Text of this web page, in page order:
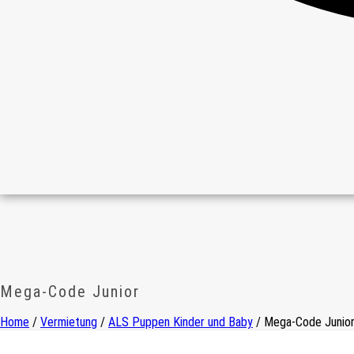
Mega-Code Junior
Home / Vermietung / ALS Puppen Kinder und Baby / Mega-Code Junior